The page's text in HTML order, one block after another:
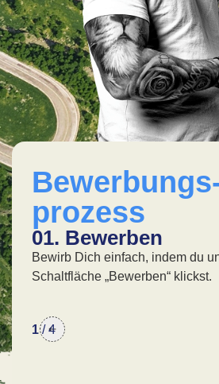
prozess
01. Bewerben
Bewirb Dich einfach, indem du
Schaltfläche „Bewerben“ klickst.
1/4